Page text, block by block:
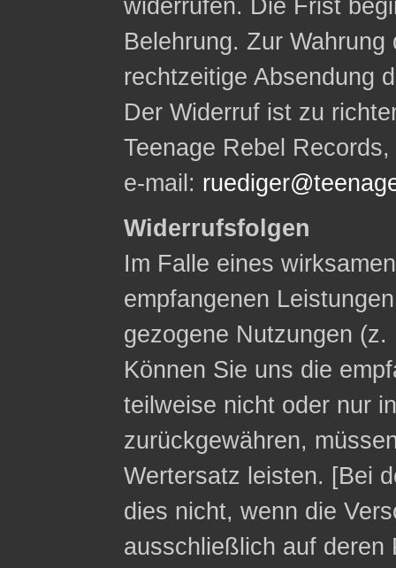
widerrufen. Die Frist
Belehrung. Zur
rechtzeitige Absendung
Der Widerruf ist zu
Teenage Rebel
e-mail:
Widerrufsfolgen
Im Falle eines
empfangenen
gezogene Nutzungen
Können Sie uns die
teilweise nicht oder nur
zurückgewähren,
Wertersatz leisten. [Bei
dies nicht, wenn die
ausschließlich auf deren